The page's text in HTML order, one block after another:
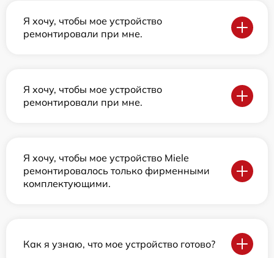
Я хочу, чтобы мое устройство
ремонтировали при мне.
Я хочу, чтобы мое устройство
ремонтировали при мне.
Я хочу, чтобы мое устройство Miele
ремонтировалось только фирменными
комплектующими.
Как я узнаю, что мое устройство готово?